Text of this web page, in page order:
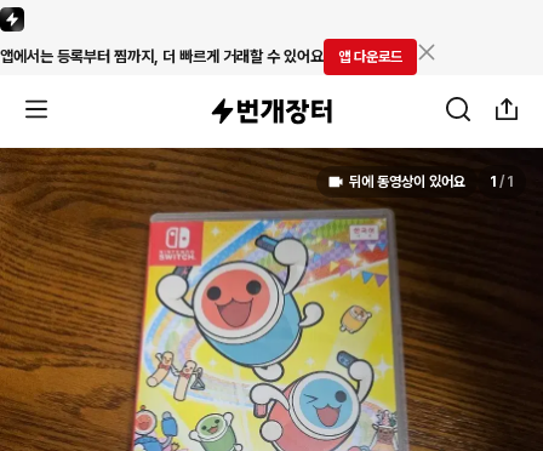
앱에서는 등록부터 찜까지, 더 빠르게 거래할 수 있어요 앱 다운로드
뒤에 동영상이 있어요 1 / 1